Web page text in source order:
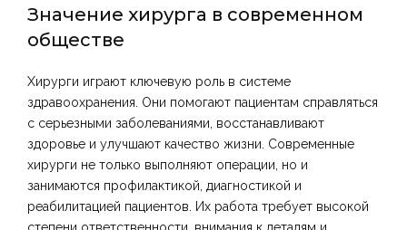
Значение хирурга в современном
обществе
Хирурги играют ключевую роль в системе
здравоохранения. Они помогают пациентам справляться
с серьезными заболеваниями, восстанавливают
здоровье и улучшают качество жизни. Современные
хирурги не только выполняют операции, но и
занимаются профилактикой, диагностикой и
реабилитацией пациентов. Их работа требует высокой